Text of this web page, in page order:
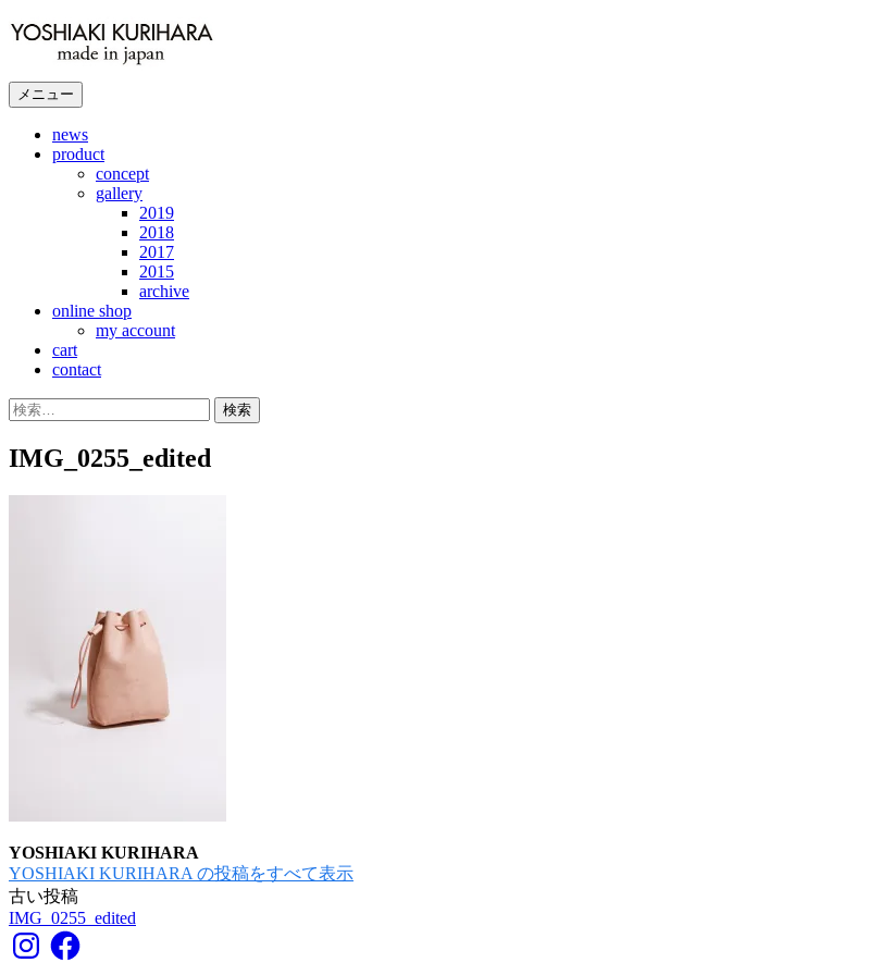
ン
ン
ツ
メニュー
news
product
concept
gallery
2019
2018
2017
2015
archive
online shop
my account
cart
contact
検
IMG_0255_edited
YOSHIAKI KURIHARA
YOSHIAKI KURIHARA の投稿をすべて表示
投
稿
古い投稿
IMG_0255_edited
InstagramFacebook